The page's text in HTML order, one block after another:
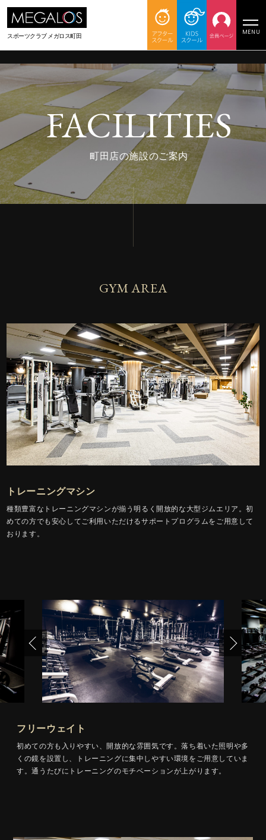
スポーツクラブメガロス町田
MENU
FACILITIES
町田店の施設のご案内
GYM AREA
トレーニングマシン
種類豊富なトレーニングマシンが揃う明るく開放的な大型ジムエリア。初
めての方でも安心してご利用いただけるサポートプログラムをご用意して
おります。
フリーウェイト
初めての方も入りやすい、開放的な雰囲気です。落ち着いた照明や多
くの鏡を設置し、トレーニングに集中しやすい環境をご用意していま
す。通うたびにトレーニングのモチベーションが上がります。